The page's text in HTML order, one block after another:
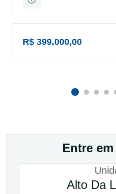
R$ 399.000,00
Entre
Alto Da